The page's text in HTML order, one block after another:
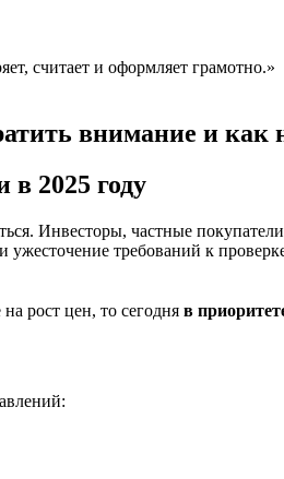
считает и оформляет грамотно.»
внимание и как
2025 году
Инвесторы, частные
требований к
рост цен, то сегодня в